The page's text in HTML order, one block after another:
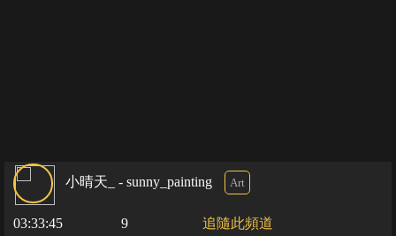
小晴天_ - sunny_painting Art
03:33:45 9 追隨此頻道